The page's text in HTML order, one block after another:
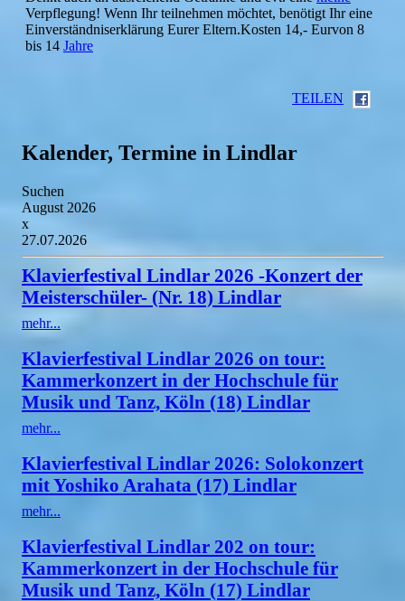
Verpflegung! Wenn Ihr teilnehmen möchtet, benötigt Ihr eine
Einverständniserklärung Eurer Eltern.Kosten 14,- Eurvon 8
bis 14 Jahre
TEILEN
Kalender, Termine in Lindlar
Suchen
August 2026
x
27.07.2026
Klavierfestival Lindlar 2026 -Konzert der
Meisterschüler- (Nr. 18) Lindlar
mehr...
Klavierfestival Lindlar 2026 on tour:
Kammerkonzert in der Hochschule für
Musik und Tanz, Köln (18) Lindlar
mehr...
Klavierfestival Lindlar 2026: Solokonzert
mit Yoshiko Arahata (17) Lindlar
mehr...
Klavierfestival Lindlar 202 on tour:
Kammerkonzert in der Hochschule für
Musik und Tanz, Köln (17) Lindlar